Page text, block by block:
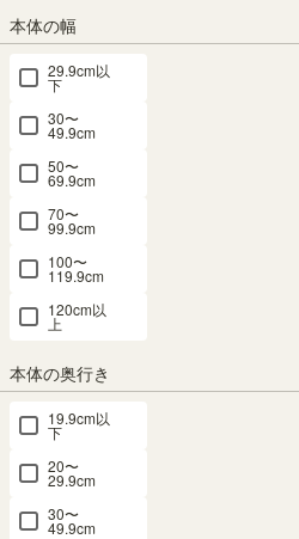
本体の幅
29.9cm以
下
30〜
49.9cm
50〜
69.9cm
70〜
99.9cm
100〜
119.9cm
120cm以
上
本体の奥行き
19.9cm以
下
20〜
29.9cm
30〜
49.9cm
フリーラック 幅44cm
白木目 本棚 シェルフ
MCN-1645
幅43.3 × 奥行25.8 × 高さ159.8（cm）
SALE 8月20日15:00まで
→登録はこちらから
¥13,800 税込
¥